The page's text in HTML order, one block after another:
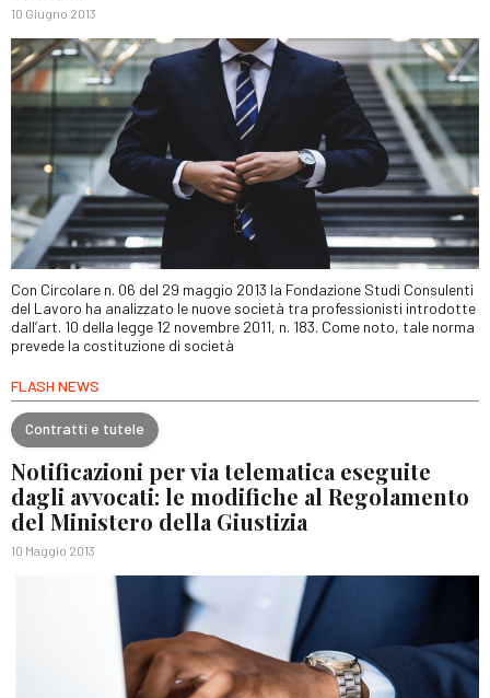
10 Giugno 2013
Con Circolare n. 06 del 29 maggio 2013 la Fondazione Studi Consulenti
del Lavoro ha analizzato le nuove società tra professionisti introdotte
dall’art. 10 della legge 12 novembre 2011, n. 183. Come noto, tale norma
prevede la costituzione di società
FLASH NEWS
Contratti e tutele
Notificazioni per via telematica eseguite
dagli avvocati: le modifiche al Regolamento
del Ministero della Giustizia
10 Maggio 2013